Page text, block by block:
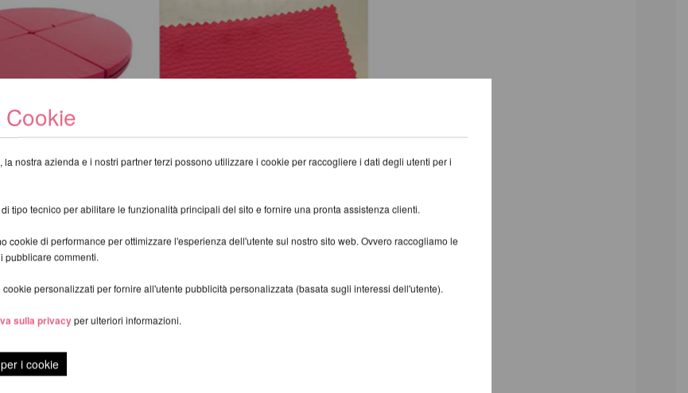
nostra azienda e i nostri partner terzi possono utilizzare i cookie per raccogliere i dati degli utenti per i
tipo tecnico per abilitare le funzionalità principali del sito e fornire una pronta assistenza clienti.
cookie di performance per ottimizzare l'esperienza dell'utente sul nostro sito web. Ovvero raccogliamo le
pubblicare commenti.
personalizzati per fornire all'utente pubblicità personalizzata (basata sugli interessi dell'utente).
sulla privacy per ulteriori informazioni.
i cookie